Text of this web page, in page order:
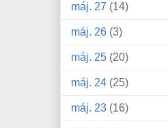
máj. 27 (14)
máj. 26 (3)
máj. 25 (20)
máj. 24 (25)
máj. 23 (16)